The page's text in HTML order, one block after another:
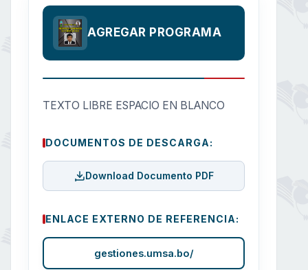
AGREGAR PROGRAMA
TEXTO LIBRE ESPACIO EN BLANCO
DOCUMENTOS DE DESCARGA:
Download Documento PDF
ENLACE EXTERNO DE REFERENCIA:
gestiones.umsa.bo/